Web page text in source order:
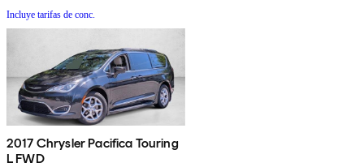
Incluye tarifas de conc.
2017 Chrysler Pacifica Touring
L FWD